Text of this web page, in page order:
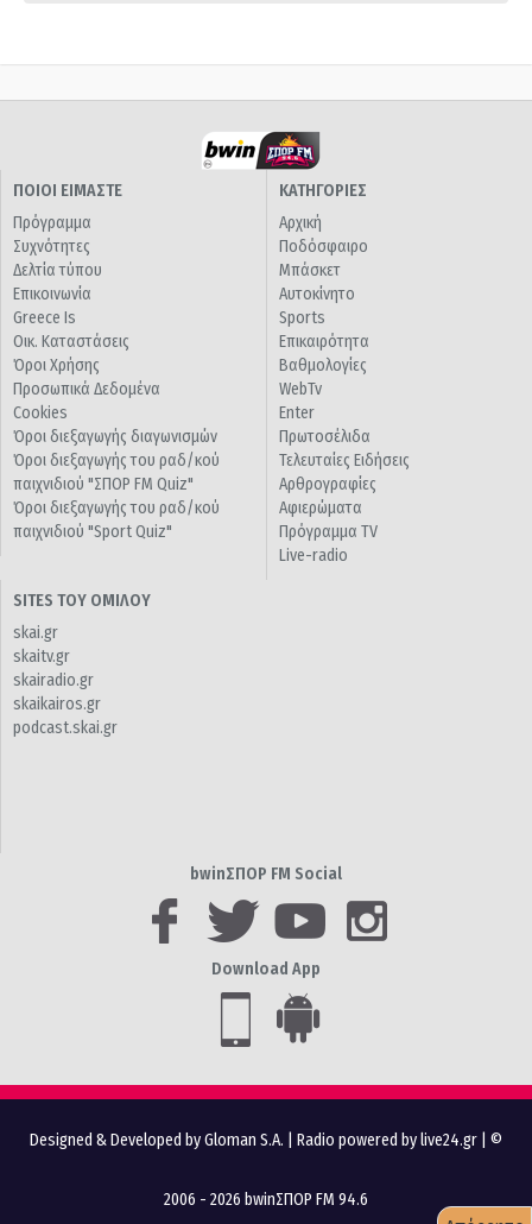
ΠΟΙΟΙ ΕΙΜΑΣΤΕ
Πρόγραμμα
Συχνότητες
Δελτία τύπου
Επικοινωνία
Greece Is
Οικ. Καταστάσεις
Όροι Χρήσης
Προσωπικά Δεδομένα
Cookies
Όροι διεξαγωγής διαγωνισμών
Όροι διεξαγωγής του ραδ/κού
παιχνιδιού "ΣΠΟΡ FM Quiz"
Όροι διεξαγωγής του ραδ/κού
παιχνιδιού "Sport Quiz"
ΚΑΤΗΓΟΡΙΕΣ
Αρχική
Ποδόσφαιρο
Μπάσκετ
Αυτοκίνητο
Sports
Επικαιρότητα
Βαθμολογίες
WebTv
Enter
Πρωτοσέλιδα
Τελευταίες Ειδήσεις
Αρθρογραφίες
Αφιερώματα
Πρόγραμμα TV
Live-radio
SITES ΤΟΥ ΟΜΙΛΟΥ
skai.gr
skaitv.gr
skairadio.gr
skaikairos.gr
podcast.skai.gr
bwinΣΠΟΡ FM Social
Download App
Designed & Developed by Gloman S.A. Radio powered by live24.gr | ©
2006 - 2026 bwinΣΠΟΡ FM 94.6